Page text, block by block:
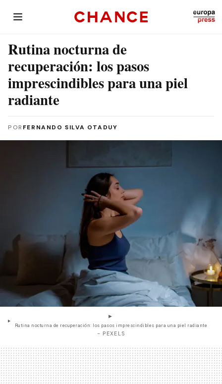
Rutina nocturna de
recuperación: los pasos
imprescindibles para una piel
radiante
POR FERNANDO SILVA OTADUY
Rutina nocturna de recuperación: los pasos imprescindibles para una piel radiante
- PEXELS